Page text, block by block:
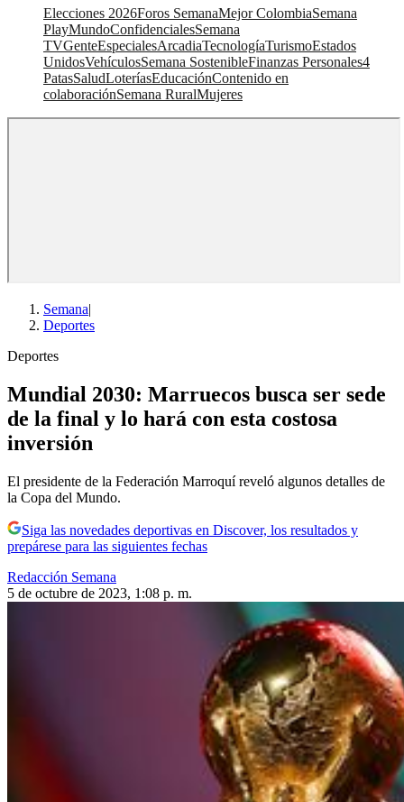
Elecciones 2026Foros SemanaMejor ColombiaSemana
PlayMundoConfidencialesSemana
TVGenteEspecialesArcadiaTecnologíaTurismoEstados
UnidosVehículosSemana SostenibleFinanzas Personales4
PatasSaludLoteríasEducaciónContenido en
colaboraciónSemana RuralMujeres
Semana|
Deportes
Deportes
Mundial 2030: Marruecos busca ser sede
de la final y lo hará con esta costosa
inversión
El presidente de la Federación Marroquí reveló algunos detalles de
la Copa del Mundo.
Siga las novedades deportivas en Discover, los resultados y
prepárese para las siguientes fechas
Redacción Semana
5 de octubre de 2023, 1:08 p. m.